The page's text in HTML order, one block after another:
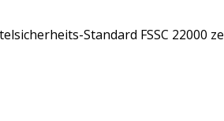
Standard FSSC 22000